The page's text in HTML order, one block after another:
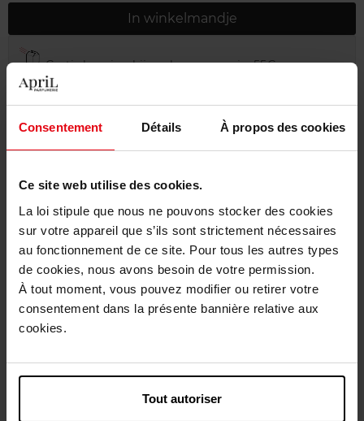
Consentement Détails À propos des cookies
Ce site web utilise des cookies.
La loi stipule que nous ne pouvons stocker des cookies
sur votre appareil que s’ils sont strictement nécessaires
au fonctionnement de ce site. Pour tous les autres types
de cookies, nous avons besoin de votre permission.
À tout moment, vous pouvez modifier ou retirer votre
consentement dans la présente bannière relative aux
cookies.
Tout autoriser
In winkelmandje
Gratis levering bij aankoop van min. 55€
Gratis retour in je winkelpunt
Gratis verpakking
Beschrijving
Gebruiksadvies
Karakteristieken